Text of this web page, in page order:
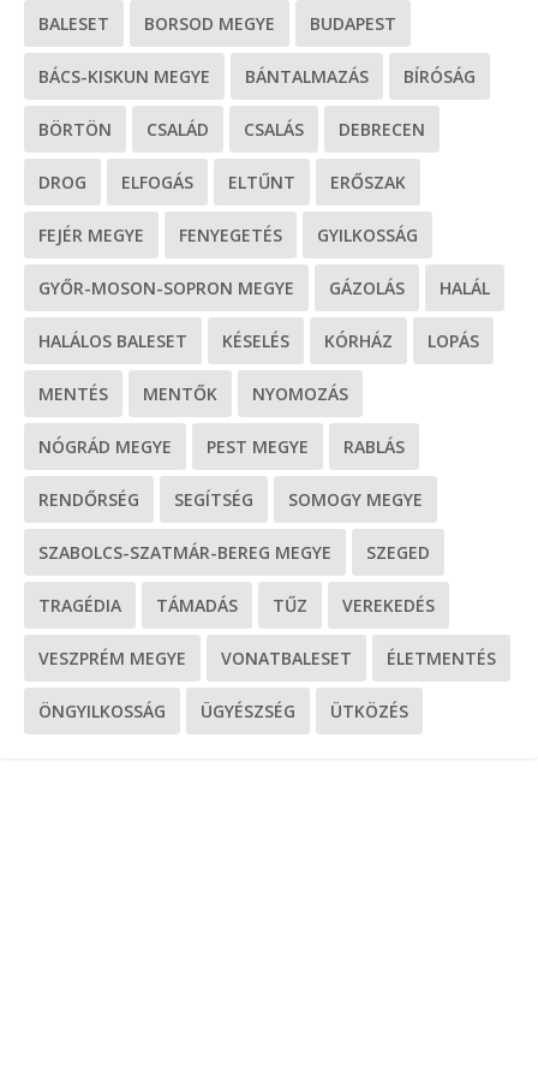
BALESET BORSOD MEGYE BUDAPEST
BÁCS-KISKUN MEGYE BÁNTALMAZÁS BÍRÓSÁG
BÖRTÖN CSALÁD CSALÁS DEBRECEN
DROG ELFOGÁS ELTŰNT ERŐSZAK
FEJÉR MEGYE FENYEGETÉS GYILKOSSÁG
GYŐR-MOSON-SOPRON MEGYE GÁZOLÁS HALÁL
HALÁLOS BALESET KÉSELÉS KÓRHÁZ LOPÁS
MENTÉS MENTŐK NYOMOZÁS
NÓGRÁD MEGYE PEST MEGYE RABLÁS
RENDŐRSÉG SEGÍTSÉG SOMOGY MEGYE
SZABOLCS-SZATMÁR-BEREG MEGYE SZEGED
TRAGÉDIA TÁMADÁS TŰZ VEREKEDÉS
VESZPRÉM MEGYE VONATBALESET ÉLETMENTÉS
ÖNGYILKOSSÁG ÜGYÉSZSÉG ÜTKÖZÉS